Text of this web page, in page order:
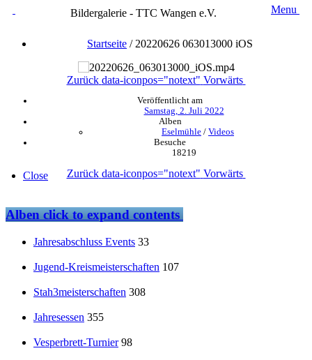
Bildergalerie - TTC Wangen e.V. Menu
Startseite / 20220626 063013000 iOS
Zurück data-iconpos="notext" Vorwärts
Veröffentlicht am
Samstag, 2. Juli 2022
Alben
Eselmühle / Videos
Besuche
18219
Zurück data-iconpos="notext" Vorwärts
Close
Albenclick to expand contents
Jahresabschluss Events 33
Jugend-Kreismeisterschaften 107
Stah3meisterschaften 308
Jahresessen 355
Vesperbrett-Turnier 98